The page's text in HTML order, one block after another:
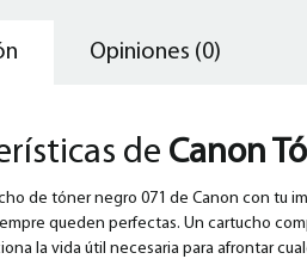
Opiniones (0)
de Canon
de tóner negro 071 de Canon con tu
queden perfectas. Un cartucho
la vida útil necesaria para afrontar